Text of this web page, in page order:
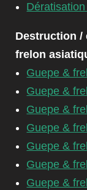
Destruction /
frelon
Guepe &
Guepe &
Guepe &
Guepe &
Guepe &
Guepe &
Guepe &